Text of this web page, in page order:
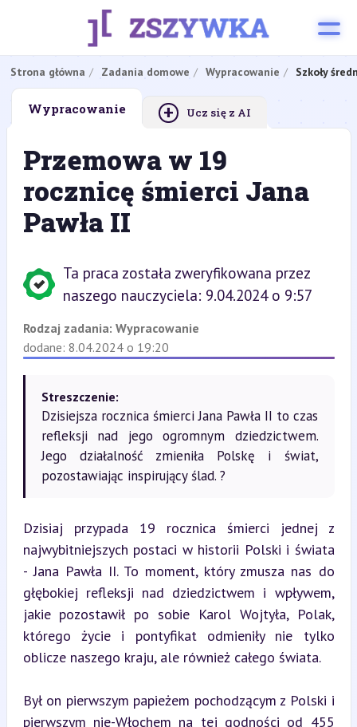
Strona główna Zadania domowe Wypracowanie Szkoły
Wypracowanie + Ucz się z AI
Przemowa w 19
rocznicę śmierci Jana
Pawła II
Ta praca została zweryfikowana przez
naszego nauczyciela: 9.04.2024 o 9:57
Rodzaj zadania: Wypracowanie
dodane: 8.04.2024 o 19:20
Streszczenie:
Dzisiejsza rocznica śmierci Jana Pawła II to czas
refleksji nad jego ogromnym dziedzictwem.
Jego działalność zmieniła Polskę i świat,
pozostawiając inspirujący ślad. ?
Dzisiaj przypada 19 rocznica śmierci jednej z
najwybitniejszych postaci w historii Polski i świata
- Jana Pawła II. To moment, który zmusza nas do
głębokiej refleksji nad dziedzictwem i wpływem,
jakie pozostawił po sobie Karol Wojtyła, Polak,
którego życie i pontyfikat odmieniły nie tylko
oblicze naszego kraju, ale również całego świata.
Był on pierwszym papieżem pochodzącym z Polski i
pierwszym nie-Włochem na tej godności od 455